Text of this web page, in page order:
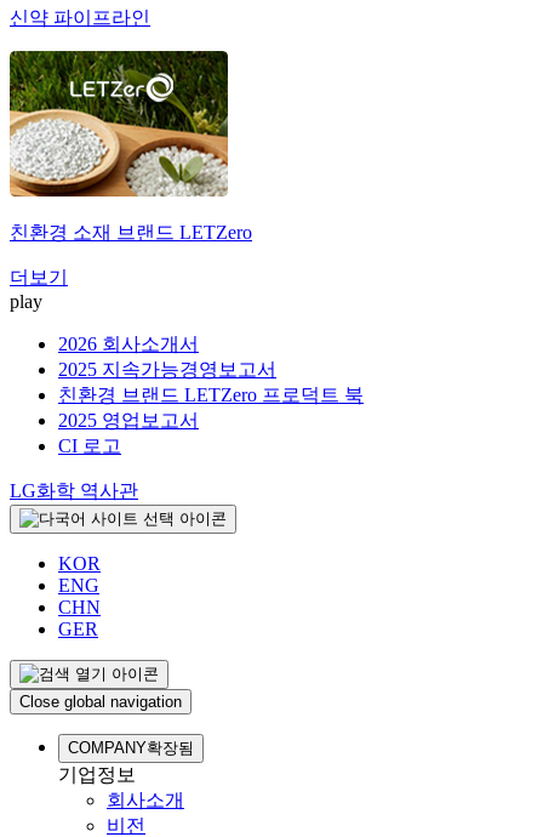
신약 파이프라인
친환경 소재 브랜드 LETZero
더보기
play
2026 회사소개서
2025 지속가능경영보고서
친환경 브랜드 LETZero 프로덕트 북
2025 영업보고서
CI 로고
LG화학 역사관
KOR
ENG
CHN
GER
Close global navigation
COMPANY확장됨
기업정보
회사소개
비전